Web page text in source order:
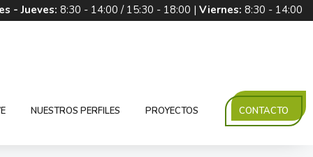
- Jueves: 8:30 - 14:00 / 15:30 - 18:00 | Viernes: 8:30 - 14:00
NUESTROS PERFILES PROYECTOS CONTACTO